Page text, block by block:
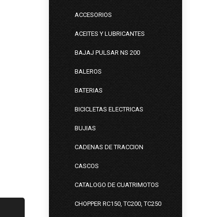
ACCESORIOS
ACEITES Y LUBRICANTES
BAJAJ PULSAR NS 200
BALEROS
BATERIAS
BICICLETAS ELECTRICAS
BUJIAS
CADENAS DE TRACCION
CASCOS
CATALOGO DE CUATRIMOTOS
CHOPPER RC150, TC200, TC250